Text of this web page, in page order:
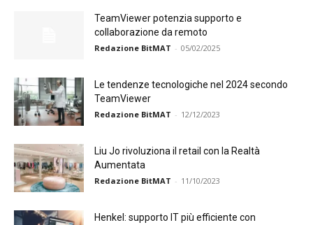
TeamViewer potenzia supporto e
collaborazione da remoto
Redazione BitMAT - 05/02/2025
Le tendenze tecnologiche nel 2024 secondo
TeamViewer
Redazione BitMAT - 12/12/2023
Liu Jo rivoluziona il retail con la Realtà
Aumentata
Redazione BitMAT - 11/10/2023
Henkel: supporto IT più efficiente con